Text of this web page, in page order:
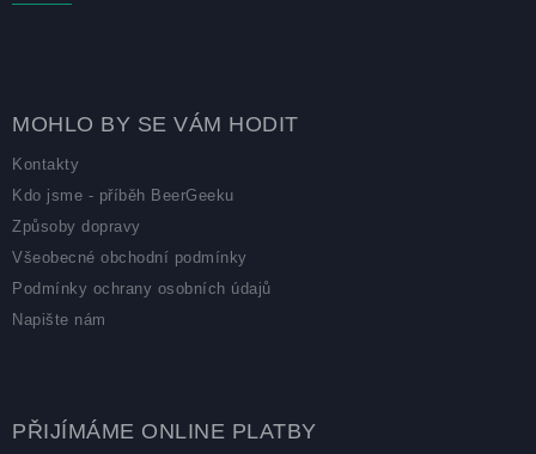
MOHLO BY SE VÁM HODIT
Kontakty
Kdo jsme - příběh BeerGeeku
Způsoby dopravy
Všeobecné obchodní podmínky
Podmínky ochrany osobních údajů
Napište nám
PŘIJÍMÁME ONLINE PLATBY